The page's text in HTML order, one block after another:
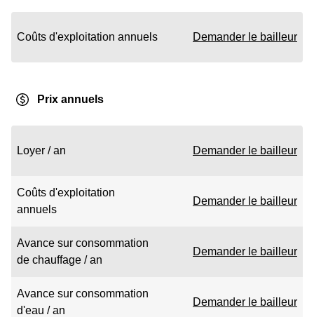
Coûts d'exploitation annuels Demander le bailleur
Prix annuels
Loyer / an Demander le bailleur
Coûts d'exploitation
annuels
Demander le bailleur
Avance sur consommation
de chauffage / an
Demander le bailleur
Avance sur consommation
d'eau / an
Demander le bailleur